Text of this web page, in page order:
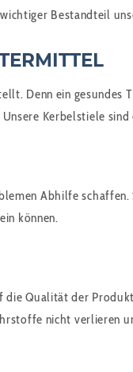
Bestandteil
Denn ein
Kerbelstiele
Abhilfe
können.
Qualität der
nicht verlieren